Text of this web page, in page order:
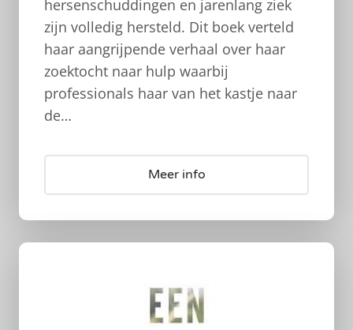
hersenschuddingen en jarenlang ziek
zijn volledig hersteld. Dit boek verteld
haar aangrijpende verhaal over haar
zoektocht naar hulp waarbij
professionals haar van het kastje naar
de…
Meer info